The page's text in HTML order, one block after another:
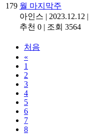
179 월 마지막주
아인스 | 2023.12.12 |
추천 0 | 조회 3564
처음
«
1
2
3
4
5
6
7
8